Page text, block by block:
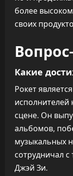
более
своих
Какие
Рокет
сцене. Он
альбомов,
музыкальных
сотрудничал
Джэй Зи.